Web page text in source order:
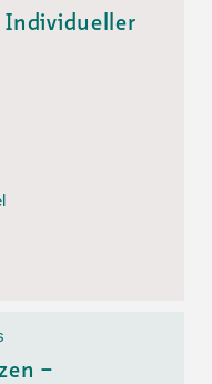
Individueller
–